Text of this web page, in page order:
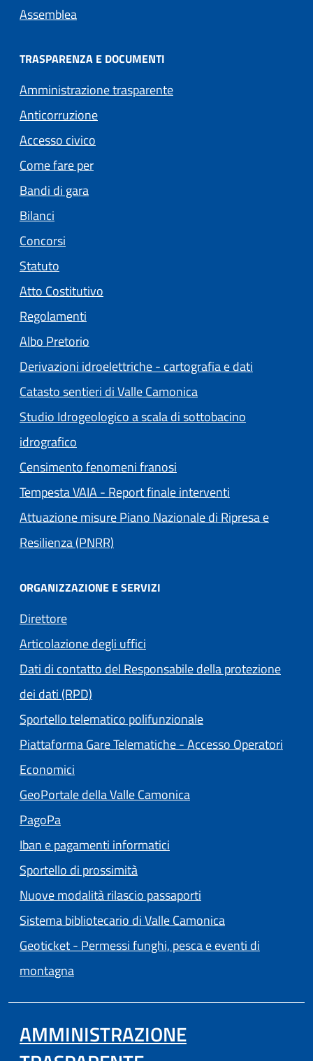
Assemblea
TRASPARENZA E DOCUMENTI
Amministrazione trasparente
Anticorruzione
Accesso civico
Come fare per
Bandi di gara
Bilanci
Concorsi
Statuto
Atto Costitutivo
Regolamenti
Albo Pretorio
Derivazioni idroelettriche - cartografia e dati
Catasto sentieri di Valle Camonica
Studio Idrogeologico a scala di sottobacino
idrografico
Censimento fenomeni franosi
Tempesta VAIA - Report finale interventi
Attuazione misure Piano Nazionale di Ripresa e
Resilienza (PNRR)
ORGANIZZAZIONE E SERVIZI
Direttore
Articolazione degli uffici
Dati di contatto del Responsabile della protezione
dei dati (RPD)
Sportello telematico polifunzionale
Piattaforma Gare Telematiche - Accesso Operatori
Economici
GeoPortale della Valle Camonica
PagoPa
Iban e pagamenti informatici
Sportello di prossimità
Nuove modalità rilascio passaporti
Sistema bibliotecario di Valle Camonica
Geoticket - Permessi funghi, pesca e eventi di
montagna
AMMINISTRAZIONE